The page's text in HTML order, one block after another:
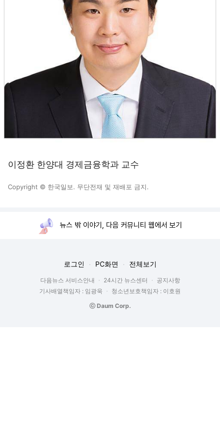
이정환 한양대 경제금융학과 교수
Copyright © 한국일보. 무단전재 및 재배포 금지.
뉴스 밖 이야기, 다음 커뮤니티 웹에서 보기
로그인 PC화면 전체보기
다음뉴스 서비스안내 24시간 뉴스센터
공지사항
기사배열책임자 : 임광욱
청소년보호책임자 : 이호원
ⓒ Daum Corp.